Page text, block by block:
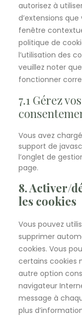
autorisez à
d’extensions
fenêtre
politique de
l’utilisation des
veuillez noter
fonctionner
7.1 Gérez
Vous avez
support de
l’onglet de
page.
8. Activer/
les cookies
Vous pouvez
supprimer
cookies. Vous
certains cookies
autre option
navigateur
message à
plus